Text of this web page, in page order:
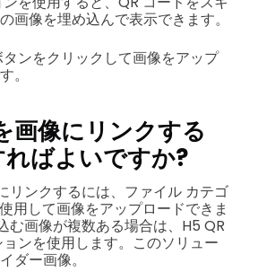
画像を埋め込んで表示できます。
ンをクリックして画像をアップ
。
画像にリンクする
ばよいですか?
リンクするには、ファイル カテゴ
用して画像をアップロードできま
む画像が複数ある場合は、H5 QR
ンを使用します。このソリュー
ダー画像。